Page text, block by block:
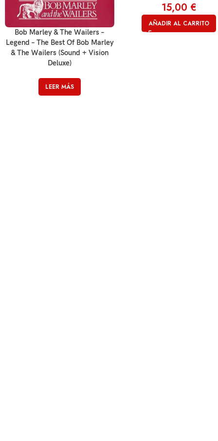
Bob Marley & The Wailers –
Legend – The Best Of Bob Marley
& The Wailers (Sound + Vision
Deluxe)
LEER MÁS
15,00 €
AÑADIR AL CARRITO